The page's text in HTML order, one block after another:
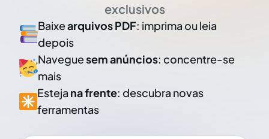
exclusivos
Baixearquivos PDF: imprima ou leia
depois
Naveguesem anúncios: concentre-se
mais
Esteja na frente: descubra novas
ferramentas